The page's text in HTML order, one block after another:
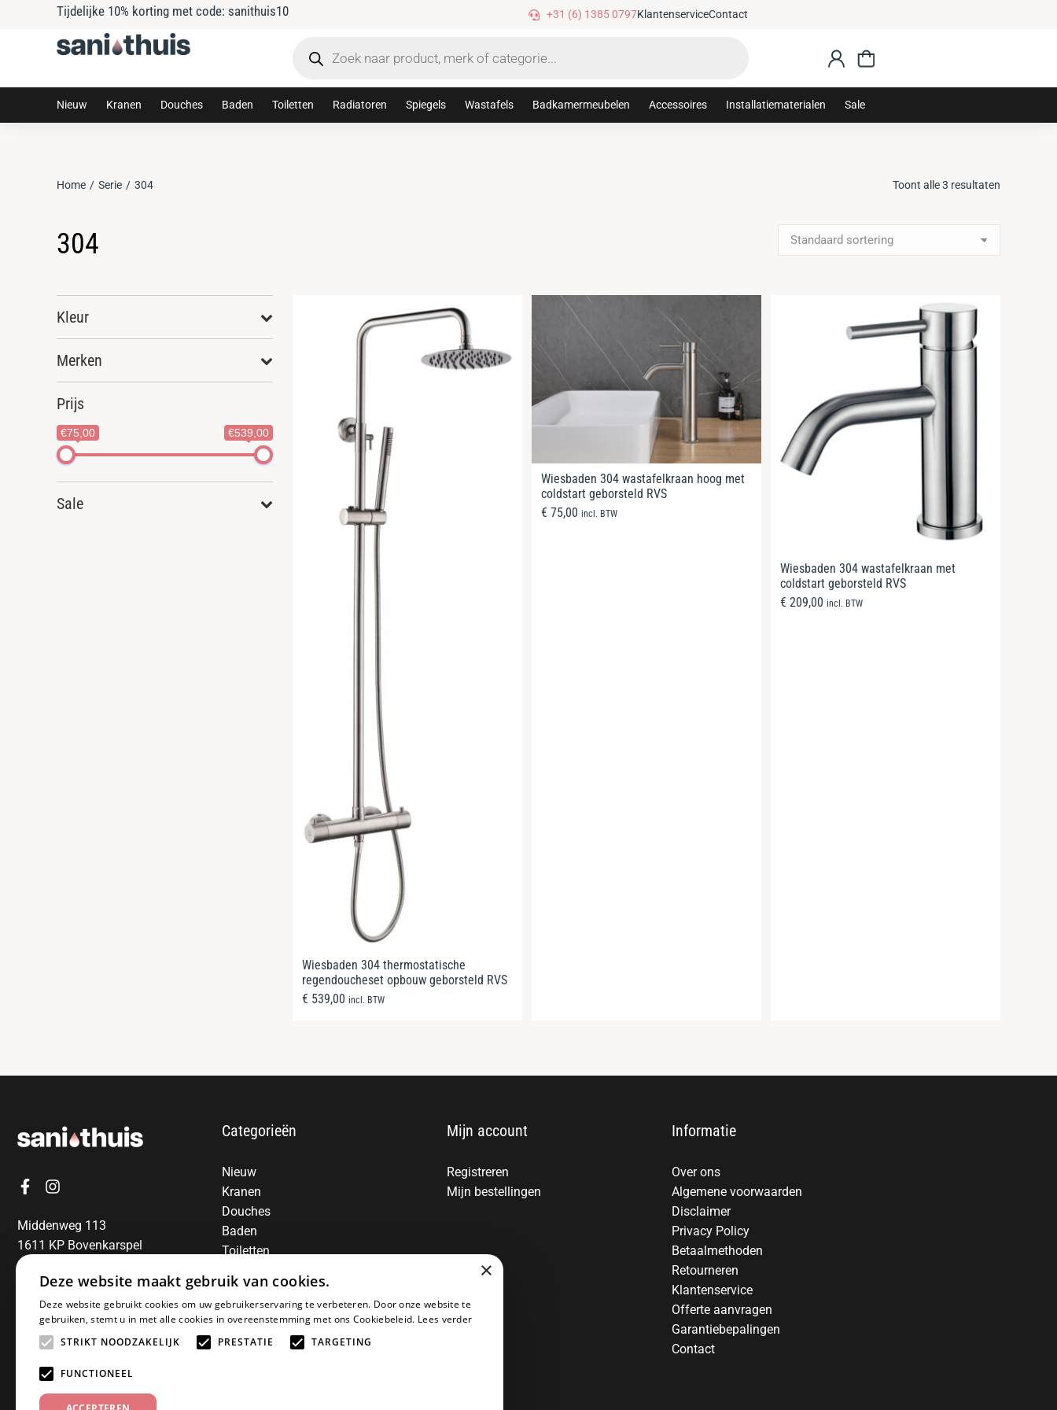
Tijdelijke 10% korting met code: sanithuis10 Gratis verzending vanaf €75,-
+31 (6) 1385 0797KlantenserviceContact
Nieuw Kranen Douches Baden Toiletten Radiatoren Spiegels Wastafels Badkamermeubelen Accessoires Installatiematerialen Sale
Je bent hier:
Home Serie 304 Toont alle 3 resultaten
304
Kleur
Merken
Prijs
€75,00 €539,00
Sale
Wiesbaden 304 thermostatische
regendoucheset opbouw geborsteld RVS
€ 539,00 incl. BTW
Wiesbaden 304 wastafelkraan hoog met
coldstart geborsteld RVS
€ 75,00 incl. BTW
Wiesbaden 304 wastafelkraan met
coldstart geborsteld RVS
€ 209,00 incl. BTW
Middenweg 113
1611 KP Bovenkarspel
06-13850797
Categorieën
Nieuw
Kranen
Douches
Baden
Toiletten
Spiegels
Wastafels
Badkamermeubelen
Accessoires
Mijn account
Registreren
Mijn bestellingen
Informatie
Over ons
Algemene voorwaarden
Disclaimer
Privacy Policy
Betaalmethoden
Retourneren
Klantenservice
Offerte aanvragen
Garantiebepalingen
Contact
×
Deze website maakt gebruik van cookies.
Deze website gebruikt cookies om uw gebruikerservaring te verbeteren. Door onze website te
gebruiken, stemt u in met alle cookies in overeenstemming met ons Cookiebeleid. Lees verder
STRIKT NOODZAKELIJK
PRESTATIE TARGETING
FUNCTIONEEL